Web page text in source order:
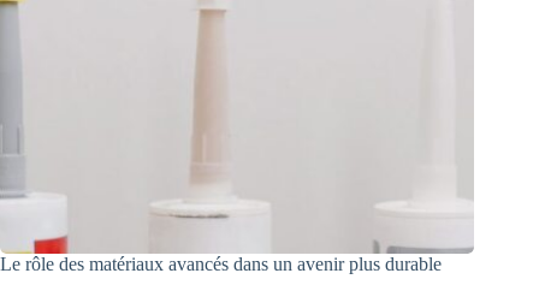
Le rôle des matériaux avancés dans un avenir plus durable